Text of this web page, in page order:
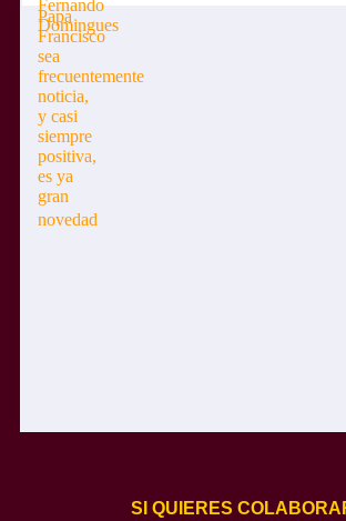
SI QUIERES